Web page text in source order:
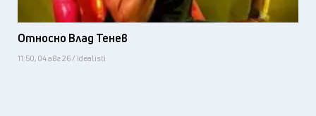
Относно Влад Тенев
11:50, 04 авг 26 / Idealisti